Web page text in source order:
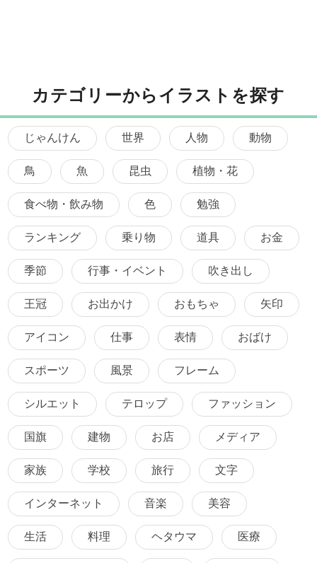
カテゴリーからイラストを探す
じゃんけん 世界 人物 動物
鳥 魚 昆虫 植物・花
食べ物・飲み物 色 勉強
ランキング 乗り物 道具 お金
季節 行事・イベント 吹き出し
王冠 お出かけ おもちゃ 矢印
アイコン 仕事 表情 おばけ
スポーツ 風景 フレーム
シルエット テロップ ファッション
国旗 建物 お店 メディア
家族 学校 旅行 文字
インターネット 音楽 美容
生活 料理 ヘタウマ 医療